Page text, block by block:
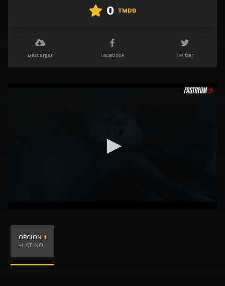
0 TMDB
Descargar Facebook Twitter
Haz clic 3 veces en el botón para desbloquear el
OPCION 1
-LATINO